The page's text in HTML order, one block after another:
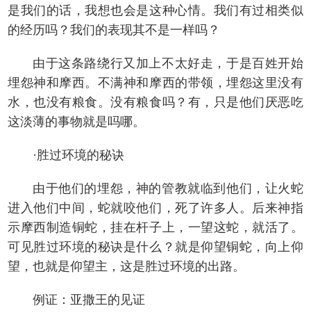
是我们的话，我想也会是这种心情。我们有过相类似
的经历吗？我们的表现其不是一样吗？
由于这条路绕行又加上不太好走，于是百姓开始
埋怨神和摩西。不满神和摩西的带领，埋怨这里没有
水，也没有粮食。没有粮食吗？有，只是他们厌恶吃
这淡薄的事物就是吗哪。
·胜过环境的秘诀
由于他们的埋怨，神的管教就临到他们，让火蛇
进入他们中间，蛇就咬他们，死了许多人。后来神指
示摩西制造铜蛇，挂在杆子上，一望这蛇，就活了。
可见胜过环境的秘诀是什么？就是仰望铜蛇，向上仰
望，也就是仰望主，这是胜过环境的出路。
例证：亚撒王的见证